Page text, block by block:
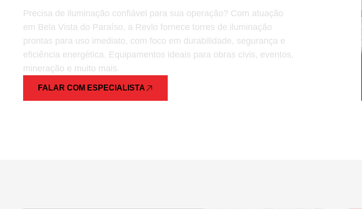
Precisa de iluminação confiável para sua operação? Com atuação
em Bela Vista do Paraíso, a Revlo fornece torres de iluminação
prontas para uso imediato, com foco em durabilidade, segurança e
eficiência energética. Equipamentos ideais para obras civis, eventos,
mineração e muito mais.
FALAR COM ESPECIALISTA